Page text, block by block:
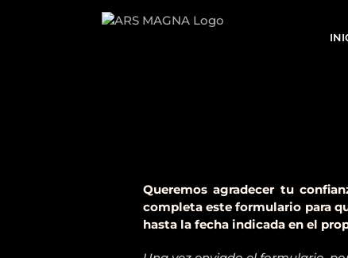
Queremos agradecer tu
completa este formulario para
hasta la fecha indicada en el